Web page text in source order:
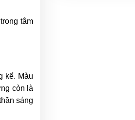
tâm
kể. Màu
còn là
sáng